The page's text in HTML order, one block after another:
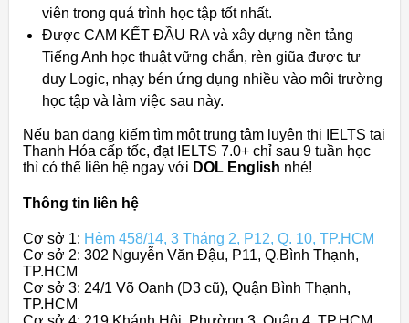
viên trong quá trình học tập tốt nhất.
Được CAM KẾT ĐẦU RA và xây dựng nền tảng
Tiếng Anh học thuật vững chắn, rèn giũa được tư
duy Logic, nhạy bén ứng dụng nhiều vào môi trường
học tập và làm việc sau này.
Nếu bạn đang kiếm tìm một trung tâm luyện thi IELTS tại
Thanh Hóa cấp tốc, đạt IELTS 7.0+ chỉ sau 9 tuần học
thì có thể liên hệ ngay với DOL English nhé!
Thông tin liên hệ
Cơ sở 1: Hẻm 458/14, 3 Tháng 2, P12, Q. 10, TP.HCM
Cơ sở 2: 302 Nguyễn Văn Đậu, P11, Q.Bình Thạnh,
TP.HCM
Cơ sở 3: 24/1 Võ Oanh (D3 cũ), Quận Bình Thạnh,
TP.HCM